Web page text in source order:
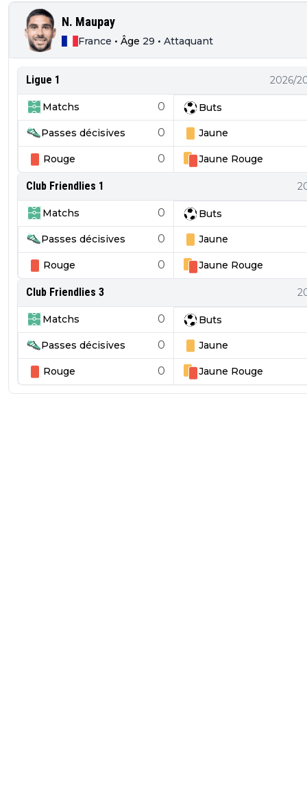
N. Maupay
France • Âge 29 • Attaquant
Ligue 1 2026/
Matchs 0 Buts
Passes décisives 0 Jaune
Rouge 0 Jaune Rouge
Club Friendlies 1
Matchs 0 Buts
Passes décisives 0 Jaune
Rouge 0 Jaune Rouge
Club Friendlies 3
Matchs 0 Buts
Passes décisives 0 Jaune
Rouge 0 Jaune Rouge